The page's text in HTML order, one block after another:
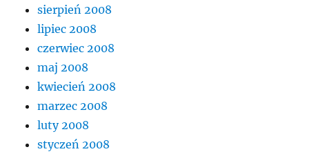
sierpień 2008
lipiec 2008
czerwiec 2008
maj 2008
kwiecień 2008
marzec 2008
luty 2008
styczeń 2008